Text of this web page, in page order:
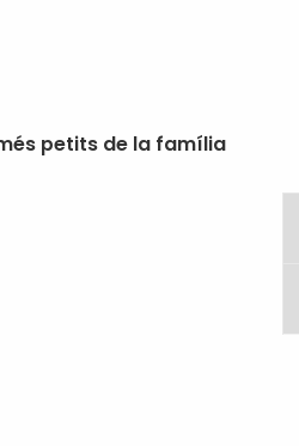
petits de la família